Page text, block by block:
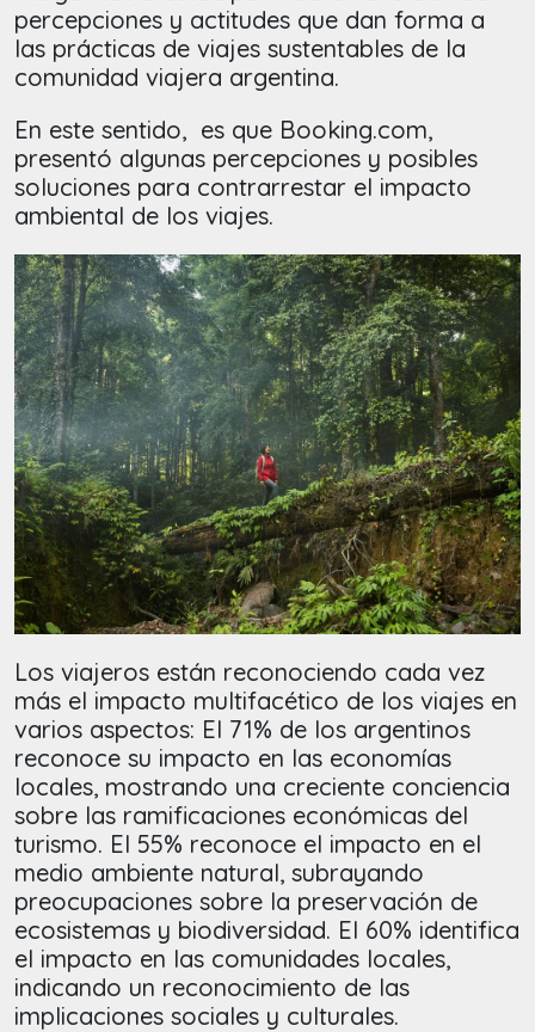
percepciones y actitudes que dan forma a
las prácticas de viajes sustentables de la
comunidad viajera argentina.
En este sentido, es que Booking.com,
presentó algunas percepciones y posibles
soluciones para contrarrestar el impacto
ambiental de los viajes.
Los viajeros están reconociendo cada vez
más el impacto multifacético de los viajes en
varios aspectos: El 71% de los argentinos
reconoce su impacto en las economías
locales, mostrando una creciente conciencia
sobre las ramificaciones económicas del
turismo. El 55% reconoce el impacto en el
medio ambiente natural, subrayando
preocupaciones sobre la preservación de
ecosistemas y biodiversidad. El 60% identifica
el impacto en las comunidades locales,
indicando un reconocimiento de las
implicaciones sociales y culturales.